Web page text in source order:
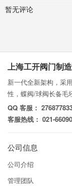
暂无评论
上海工开阀门制
新一代全新架构，采
性，蝶阀/球阀长备毛
QQ 客服：
客服热线： 021-
公司信息
公司介绍
管理团队